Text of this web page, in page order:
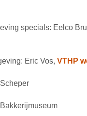
specials: Eelco
Eric Vos, VTHP